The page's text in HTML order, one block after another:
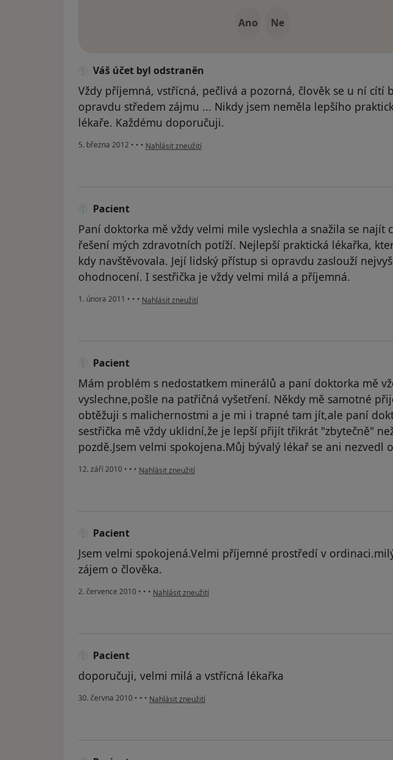
Ano Ne
Váš účet byl odstraněn
Vždy příjemná, vstřícná, pečlivá a pozorná, člověk se u ní cítí
opravdu středem zájmu ... Nikdy jsem neměla lepšího
lékaře. Každému doporučuji.
5. března 2012 • • • podle názoru uživatele Váš účet byl odstraněn
Nahlásit zneužití
Pacient
Paní doktorka mě vždy velmi mile vyslechla a snažila se najít
řešení mých zdravotních potíží. Nejlepší praktická lékařka,
kdy navštěvovala. Její lidský přístup si opravdu zaslouží
ohodnocení. I sestřička je vždy velmi milá a příjemná.
1. února 2011 • • • podle názoru uživatele Pacient
Nahlásit zneužití
Pacient
Mám problém s nedostatkem minerálů a paní doktorka mě
vyslechne,pošle na patřičná vyšetření. Někdy mě samotné
obtěžuji s malichernostmi a je mi i trapné tam jít,ale paní
sestřička mě vždy uklidní,že je lepší přijít třikrát "zbytečně"
pozdě.Jsem velmi spokojena.Můj bývalý lékař se ani nezvedl
12. září 2010 • • • podle názoru uživatele Pacient
Nahlásit zneužití
Pacient
Jsem velmi spokojená.Velmi příjemné prostředí v
zájem o člověka.
2. července 2010 • • • podle názoru uživatele Pacient
Nahlásit zneužití
Pacient
doporučuji, velmi milá a vstřícná lékařka
30. června 2010 • • • podle názoru uživatele Pacient
Nahlásit zneužití